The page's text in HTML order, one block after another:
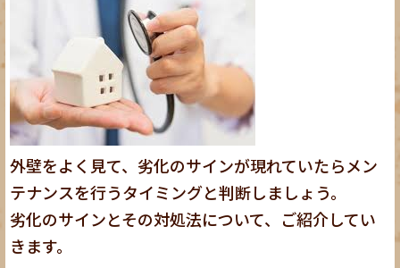
外壁をよく見て、劣化のサインが現れていたらメン
テナンスを行うタイミングと判断しましょう。
劣化のサインとその対処法について、ご紹介してい
きます。